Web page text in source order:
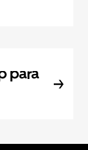
para